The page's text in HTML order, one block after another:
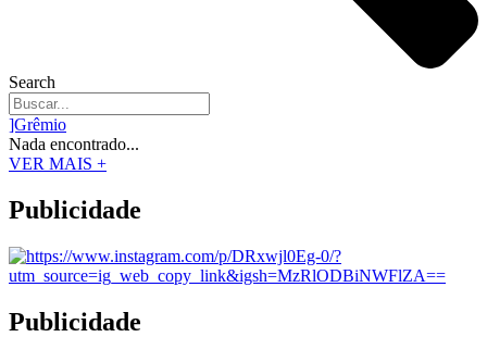
Search
]Grêmio
Nada encontrado...
VER MAIS +
Publicidade
Publicidade